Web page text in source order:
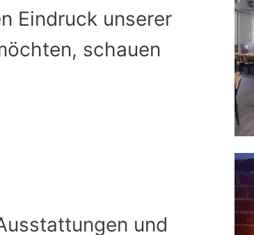
Eindruck unserer
schauen
und